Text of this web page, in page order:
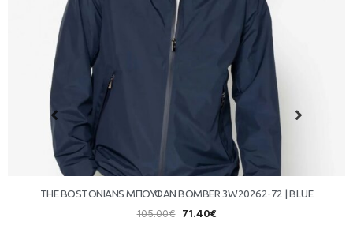
THE BOSTONIANS ΜΠΟΥΦΑΝ BOMBER 3W20262-72 | BLUE
105.00€ 71.40€